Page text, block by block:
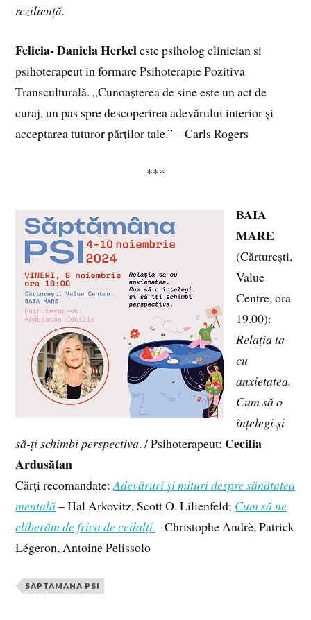
reziliență.
Felicia- Daniela Herkeleste psiholog clinician si
psihoterapeut in formare Psihoterapie Pozitiva
Transculturală. „Cunoașterea de sine este un act de
curaj, un pas spre descoperirea adevărului interior și
acceptarea tuturor părților tale.” – Carls Rogers
***
BAIA
MARE
(Cărturești,
Value
Centre, ora
19.00):
Relația ta
cu
anxietatea.
Cum să o
înțelegi și
să-ți schimbi perspectiva. / Psihoterapeut: Cecilia
Ardusătan
Cărți recomandate: Adevăruri și mituri despre sănătatea
mentală– Hal Arkovitz, Scott O. Lilienfeld; Cum să ne
eliberăm de frica de ceilalți– Christophe Andrè, Patrick
Légeron, Antoine Pelissolo
SAPTAMANA PSI